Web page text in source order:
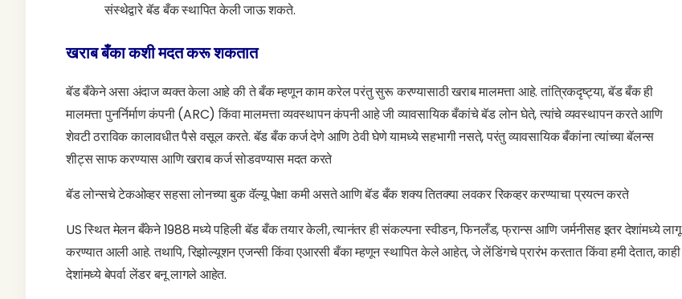
संस्थेद्वारे बॅड बँक स्थापित केली जाऊ शकते.
खराब बँका कशी मदत करू शकतात
बॅड बँकेने असा अंदाज व्यक्त केला आहे की ते बँक म्हणून काम करेल परंतु सुरू करण्यासाठी खराब मालमत्ता आहे. तांत्रिकदृष्ट्या, बॅड बँक ही
मालमत्ता पुनर्निर्माण कंपनी (ARC) किंवा मालमत्ता व्यवस्थापन कंपनी आहे जी व्यावसायिक बँकांचे बॅड लोन घेते, त्यांचे व्यवस्थापन करते आणि
शेवटी ठराविक कालावधीत पैसे वसूल करते. बॅड बँक कर्ज देणे आणि ठेवी घेणे यामध्ये सहभागी नसते, परंतु व्यावसायिक बँकांना त्यांच्या बॅलन्स
शीट्स साफ करण्यास आणि खराब कर्ज सोडवण्यास मदत करते
बॅड लोन्सचे टेकओव्हर सहसा लोनच्या बुक वॅल्यू पेक्षा कमी असते आणि बॅड बँक शक्य तितक्या लवकर रिकव्हर करण्याचा प्रयत्न करते
US स्थित मेलन बँकेने 1988 मध्ये पहिली बॅड बँक तयार केली, त्यानंतर ही संकल्पना स्वीडन, फिनलँड, फ्रान्स आणि जर्मनीसह इतर देशांमध्ये लागू
करण्यात आली आहे. तथापि, रिझोल्यूशन एजन्सी किंवा एआरसी बँका म्हणून स्थापित केले आहेत, जे लेंडिंगचे प्रारंभ करतात किंवा हमी देतात, काही
देशांमध्ये बेपर्वा लेंडर बनू लागले आहेत.